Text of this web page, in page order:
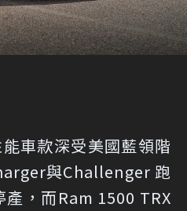
車款深受美國藍領階
與Challenger 跑
，而Ram 1500 TRX